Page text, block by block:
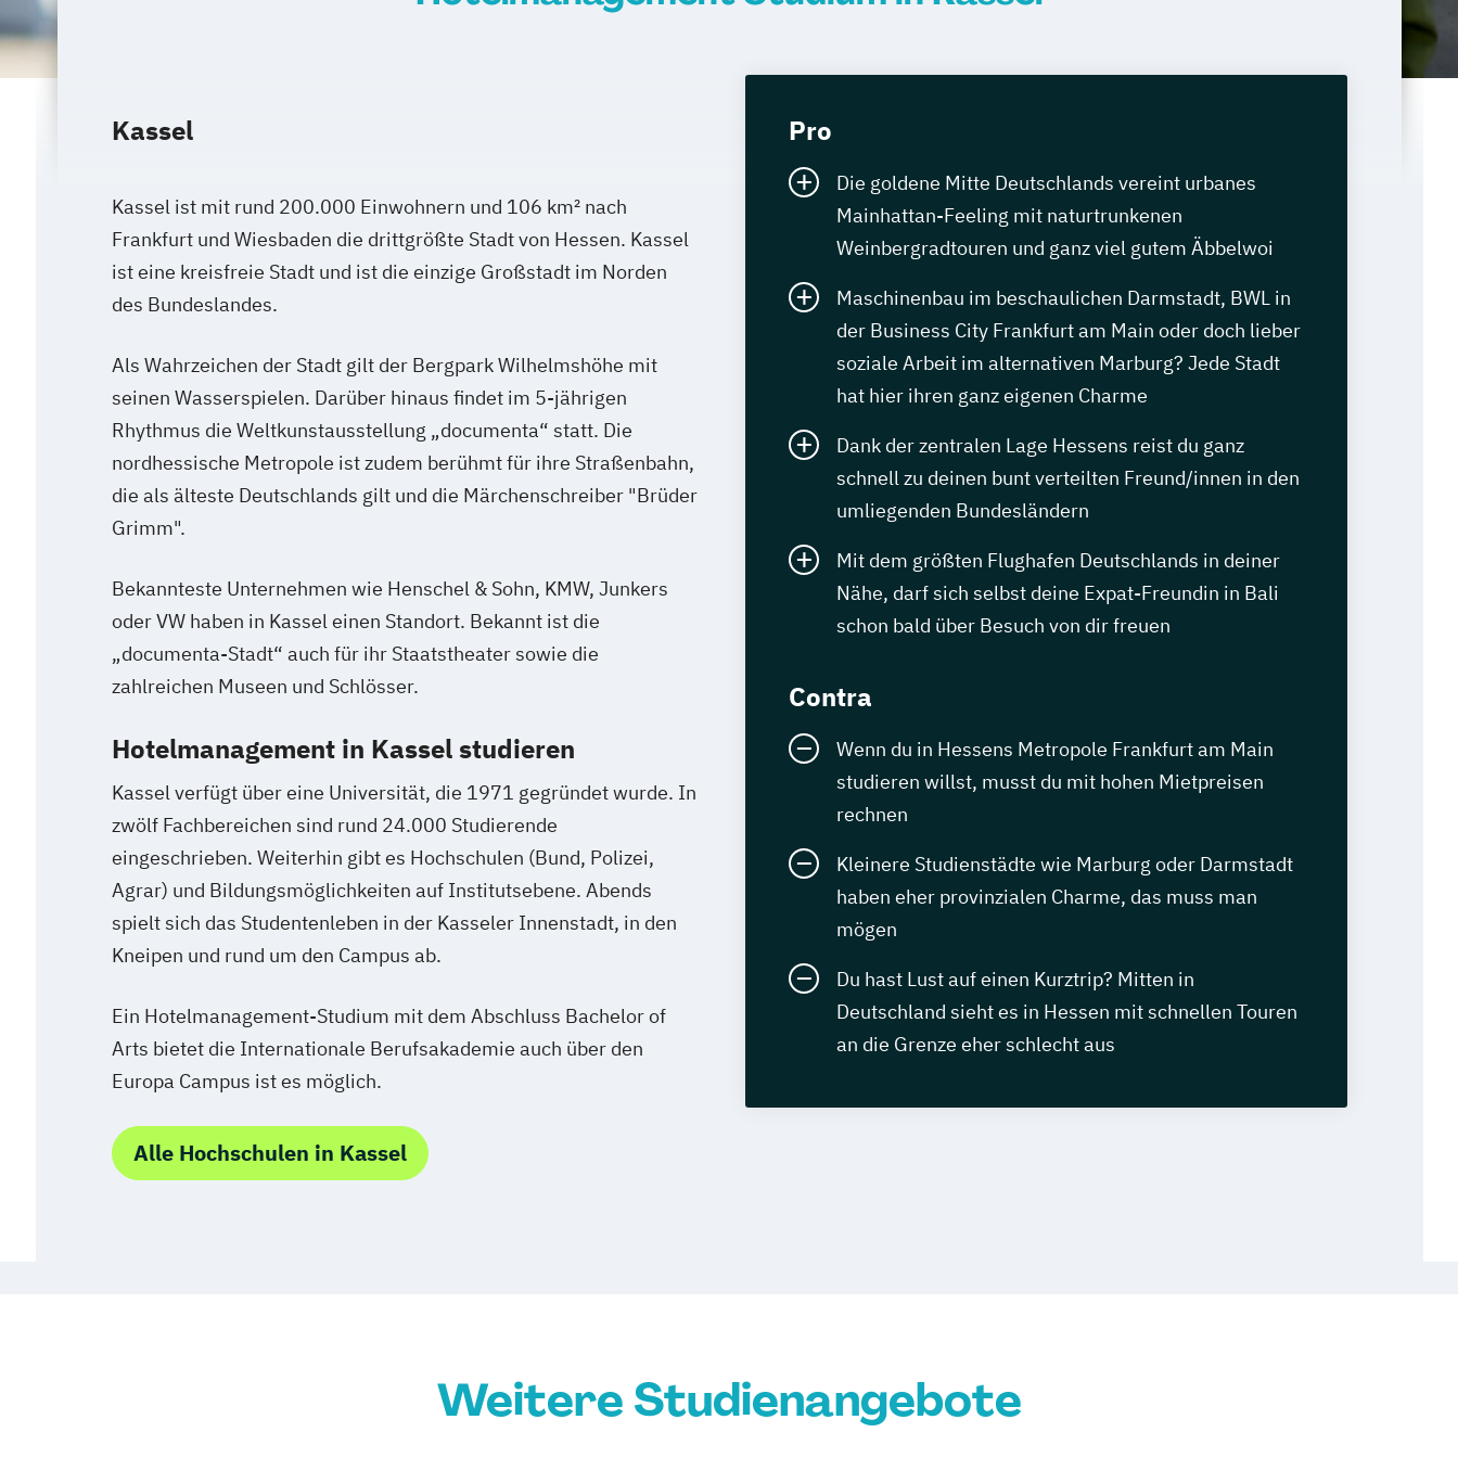
Kassel
Kassel ist mit rund 200.000 Einwohnern und 106 km² nach
Frankfurt und Wiesbaden die drittgrößte Stadt von Hessen. Kassel
ist eine kreisfreie Stadt und ist die einzige Großstadt im Norden
des Bundeslandes.
Als Wahrzeichen der Stadt gilt der Bergpark Wilhelmshöhe mit
seinen Wasserspielen. Darüber hinaus findet im 5-jährigen
Rhythmus die Weltkunstausstellung „documenta“ statt. Die
nordhessische Metropole ist zudem berühmt für ihre Straßenbahn,
die als älteste Deutschlands gilt und die Märchenschreiber "Brüder
Grimm".
Bekannteste Unternehmen wie Henschel & Sohn, KMW, Junkers
oder VW haben in Kassel einen Standort. Bekannt ist die
„documenta-Stadt“ auch für ihr Staatstheater sowie die
zahlreichen Museen und Schlösser.
Hotelmanagement in Kassel studieren
Kassel verfügt über eine Universität, die 1971 gegründet wurde. In
zwölf Fachbereichen sind rund 24.000 Studierende
eingeschrieben. Weiterhin gibt es Hochschulen (Bund, Polizei,
Agrar) und Bildungsmöglichkeiten auf Institutsebene. Abends
spielt sich das Studentenleben in der Kasseler Innenstadt, in den
Kneipen und rund um den Campus ab.
Ein Hotelmanagement-Studium mit dem Abschluss Bachelor of
Arts bietet die Internationale Berufsakademie auch über den
Europa Campus ist es möglich.
Alle Hochschulen in Kassel
Pro
Die goldene Mitte Deutschlands vereint urbanes
Mainhattan-Feeling mit naturtrunkenen
Weinbergradtouren und ganz viel gutem Äbbelwoi
Maschinenbau im beschaulichen Darmstadt, BWL in
der Business City Frankfurt am Main oder doch lieber
soziale Arbeit im alternativen Marburg? Jede Stadt
hat hier ihren ganz eigenen Charme
Dank der zentralen Lage Hessens reist du ganz
schnell zu deinen bunt verteilten Freund/innen in den
umliegenden Bundesländern
Mit dem größten Flughafen Deutschlands in deiner
Nähe, darf sich selbst deine Expat-Freundin in Bali
schon bald über Besuch von dir freuen
Contra
Wenn du in Hessens Metropole Frankfurt am Main
studieren willst, musst du mit hohen Mietpreisen
rechnen
Kleinere Studienstädte wie Marburg oder Darmstadt
haben eher provinzialen Charme, das muss man
mögen
Du hast Lust auf einen Kurztrip? Mitten in
Deutschland sieht es in Hessen mit schnellen Touren
an die Grenze eher schlecht aus
Weitere Studienangebote